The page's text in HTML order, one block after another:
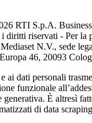
RTI S.p.A.
diritti riservati - Per la
N.V., sede
46, 20093
ai dati personali
funzionale
È altresì
di data